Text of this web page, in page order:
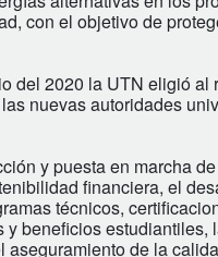
con el objetivo de
del 2020 la UTN eligió
nuevas autoridades
y puesta en marcha
financiera, el
técnicos,
beneficios
de la